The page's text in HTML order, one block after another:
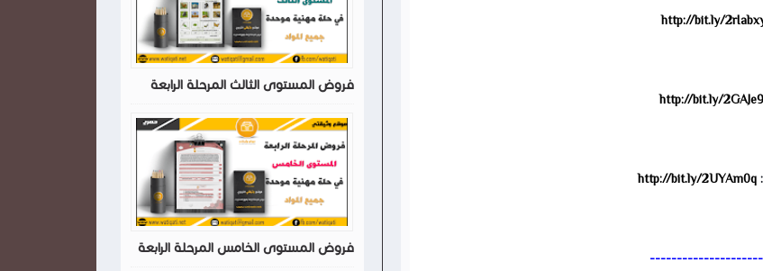
http://bit.ly/
http://bit.ly/
:
http://bit.ly/2UYAm0q
فروض المستوى الثالث المرحلة الرابعة
فروض المستوى الخامس المرحلة الرابعة